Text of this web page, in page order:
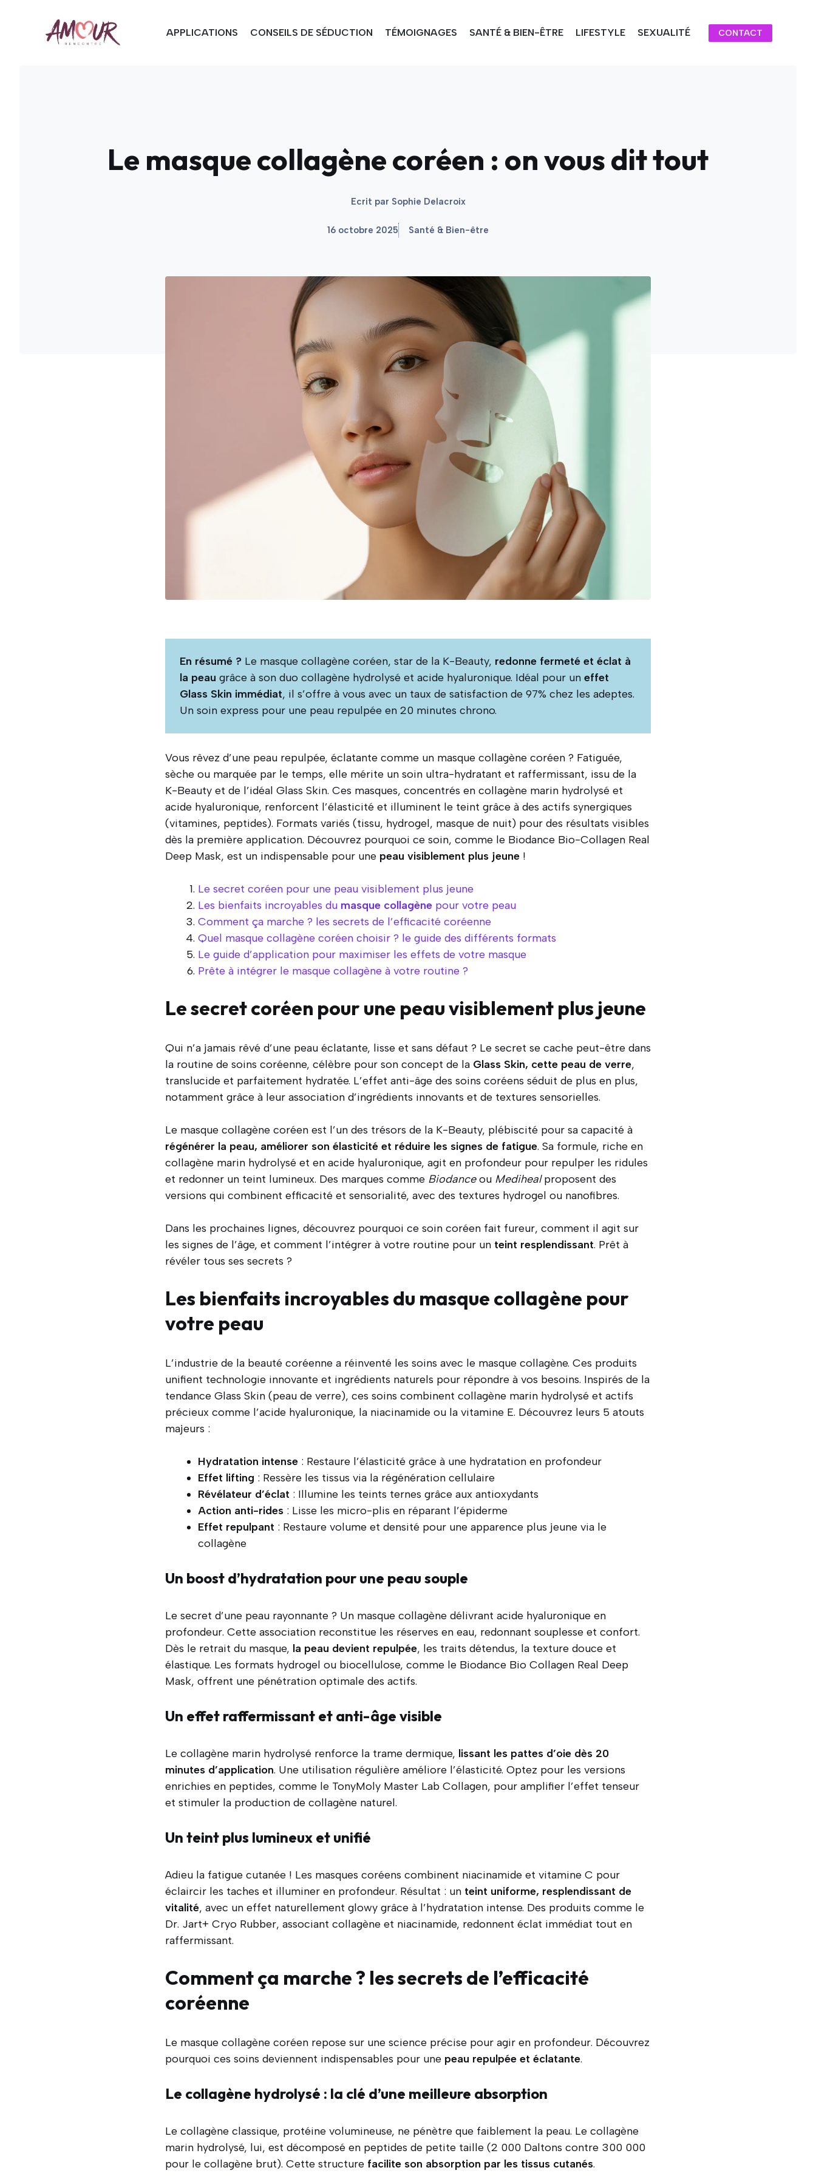
APPLICATIONS CONSEILS DE SÉDUCTION TÉMOIGNAGES SANTÉ & BIEN-ÊTRE LIFESTYLE SEXUALITÉ CONTACT
Le masque collagène coréen : on vous dit tout
Ecrit par Sophie Delacroix
16 octobre 2025 Santé & Bien-être
En résumé ? Le masque collagène coréen, star de la K-Beauty, redonne fermeté et éclat à
la peau grâce à son duo collagène hydrolysé et acide hyaluronique. Idéal pour un effet
Glass Skin immédiat, il s’offre à vous avec un taux de satisfaction de 97% chez les adeptes.
Un soin express pour une peau repulpée en 20 minutes chrono.
Vous rêvez d’une peau repulpée, éclatante comme un masque collagène coréen ? Fatiguée,
sèche ou marquée par le temps, elle mérite un soin ultra-hydratant et raffermissant, issu de la
K-Beauty et de l’idéal Glass Skin. Ces masques, concentrés en collagène marin hydrolysé et
acide hyaluronique, renforcent l’élasticité et illuminent le teint grâce à des actifs synergiques
(vitamines, peptides). Formats variés (tissu, hydrogel, masque de nuit) pour des résultats visibles
dès la première application. Découvrez pourquoi ce soin, comme le Biodance Bio-Collagen Real
Deep Mask, est un indispensable pour une peau visiblement plus jeune !
Le secret coréen pour une peau visiblement plus jeune
Les bienfaits incroyables du masque collagène pour votre peau
Comment ça marche ? les secrets de l’efficacité coréenne
Quel masque collagène coréen choisir ? le guide des différents formats
Le guide d’application pour maximiser les effets de votre masque
Prête à intégrer le masque collagène à votre routine ?
Le secret coréen pour une peau visiblement plus jeune
Qui n’a jamais rêvé d’une peau éclatante, lisse et sans défaut ? Le secret se cache peut-être dans
la routine de soins coréenne, célèbre pour son concept de la Glass Skin, cette peau de verre,
translucide et parfaitement hydratée. L’effet anti-âge des soins coréens séduit de plus en plus,
notamment grâce à leur association d’ingrédients innovants et de textures sensorielles.
Le masque collagène coréen est l’un des trésors de la K-Beauty, plébiscité pour sa capacité à
régénérer la peau, améliorer son élasticité et réduire les signes de fatigue. Sa formule, riche en
collagène marin hydrolysé et en acide hyaluronique, agit en profondeur pour repulper les ridules
et redonner un teint lumineux. Des marques comme Biodanceou Medihealproposent des
versions qui combinent efficacité et sensorialité, avec des textures hydrogel ou nanofibres.
Dans les prochaines lignes, découvrez pourquoi ce soin coréen fait fureur, comment il agit sur
les signes de l’âge, et comment l’intégrer à votre routine pour un teint resplendissant. Prêt à
révéler tous ses secrets ?
Les bienfaits incroyables du masque collagène pour
votre peau
L’industrie de la beauté coréenne a réinventé les soins avec le masque collagène. Ces produits
unifient technologie innovante et ingrédients naturels pour répondre à vos besoins. Inspirés de la
tendance Glass Skin (peau de verre), ces soins combinent collagène marin hydrolysé et actifs
précieux comme l’acide hyaluronique, la niacinamide ou la vitamine E. Découvrez leurs 5 atouts
majeurs :
Hydratation intense : Restaure l’élasticité grâce à une hydratation en profondeur
Effet lifting : Ressère les tissus via la régénération cellulaire
Révélateur d’éclat : Illumine les teints ternes grâce aux antioxydants
Action anti-rides : Lisse les micro-plis en réparant l’épiderme
Effet repulpant : Restaure volume et densité pour une apparence plus jeune via le
collagène
Un boost d’hydratation pour une peau souple
Le secret d’une peau rayonnante ? Un masque collagène délivrant acide hyaluronique en
profondeur. Cette association reconstitue les réserves en eau, redonnant souplesse et confort.
Dès le retrait du masque, la peau devient repulpée, les traits détendus, la texture douce et
élastique. Les formats hydrogel ou biocellulose, comme le Biodance Bio Collagen Real Deep
Mask, offrent une pénétration optimale des actifs.
Un effet raffermissant et anti-âge visible
Le collagène marin hydrolysé renforce la trame dermique, lissant les pattes d’oie dès 20
minutes d’application. Une utilisation régulière améliore l’élasticité. Optez pour les versions
enrichies en peptides, comme le TonyMoly Master Lab Collagen, pour amplifier l’effet tenseur
et stimuler la production de collagène naturel.
Un teint plus lumineux et unifié
Adieu la fatigue cutanée ! Les masques coréens combinent niacinamide et vitamine C pour
éclaircir les taches et illuminer en profondeur. Résultat : un teint uniforme, resplendissant de
vitalité, avec un effet naturellement glowy grâce à l’hydratation intense. Des produits comme le
Dr. Jart+ Cryo Rubber, associant collagène et niacinamide, redonnent éclat immédiat tout en
raffermissant.
Comment ça marche ? les secrets de l’efficacité
coréenne
Le masque collagène coréen repose sur une science précise pour agir en profondeur. Découvrez
pourquoi ces soins deviennent indispensables pour une peau repulpée et éclatante.
Le collagène hydrolysé : la clé d’une meilleure absorption
Le collagène classique, protéine volumineuse, ne pénètre que faiblement la peau. Le collagène
marin hydrolysé, lui, est décomposé en peptides de petite taille (2 000 Daltons contre 300 000
pour le collagène brut). Cette structure facilite son absorption par les tissus cutanés.